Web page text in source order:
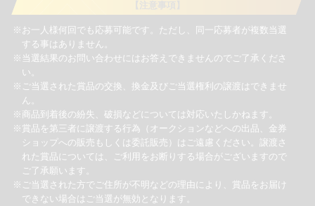
※お一人様何回でも応募可能です。ただし、同一応募者が複数当選
する事はありません。
※当選結果のお問い合わせにはお答えできませんのでご了承くださ
い。
※ご当選された賞品の交換、換金及びご当選権利の譲渡はできませ
ん。
※商品到着後の紛失、破損などについては対応いたしかねます。
※賞品を第三者に譲渡する行為（オークションなどへの出品、金券
ショップへの販売もしくは委託販売）はご遠慮ください。譲渡さ
れた賞品については、ご利用をお断りする場合がございますので
ご了承願います。
※ご当選された方でご住所が不明などの理由により、賞品をお届け
できない場合はご当選が無効となります。